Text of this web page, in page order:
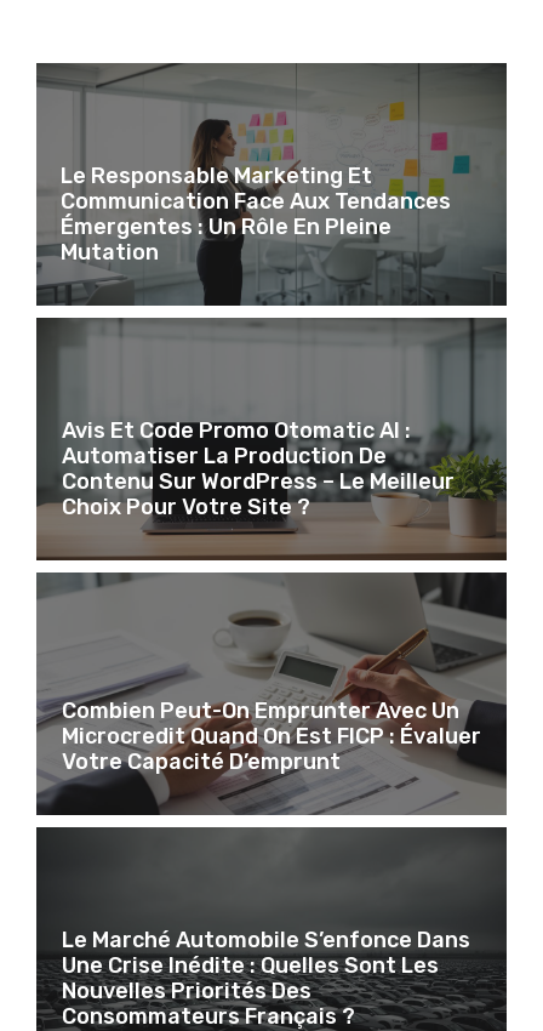
Le Responsable Marketing Et
Communication Face Aux Tendances
Émergentes : Un Rôle En Pleine
Mutation
Avis Et Code Promo Otomatic AI :
Automatiser La Production De
Contenu Sur WordPress – Le Meilleur
Choix Pour Votre Site ?
Combien Peut-On Emprunter Avec Un
Microcredit Quand On Est FICP : Évaluer
Votre Capacité D’emprunt
Le Marché Automobile S’enfonce Dans
Une Crise Inédite : Quelles Sont Les
Nouvelles Priorités Des
Consommateurs Français ?